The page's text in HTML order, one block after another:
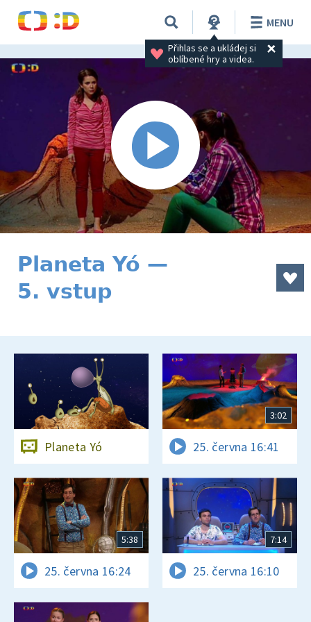
Přihlas se a ukládej si
oblíbené hry a videa.
MENU
Planeta Yó —
5. vstup
Planeta Yó
3:02
25. června 16:41
5:38
25. června 16:24
7:14
25. června 16:10